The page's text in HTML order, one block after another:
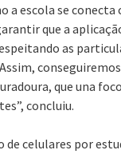
a escola se conecta
que a
as
que una
concluiu.
de celulares por